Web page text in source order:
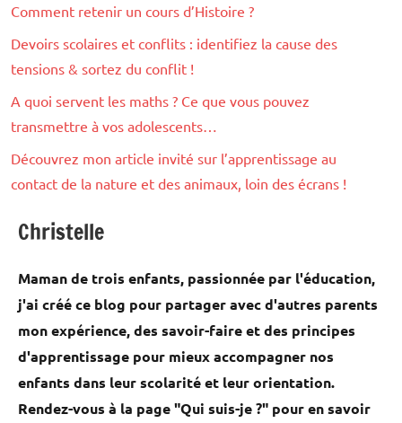
Comment retenir un cours d’Histoire ?
Devoirs scolaires et conflits : identifiez la cause des
tensions & sortez du conflit !
A quoi servent les maths ? Ce que vous pouvez
transmettre à vos adolescents…
Découvrez mon article invité sur l’apprentissage au
contact de la nature et des animaux, loin des écrans !
Christelle
Maman de trois enfants, passionnée par l'éducation,
j'ai créé ce blog pour partager avec d'autres parents
mon expérience, des savoir-faire et des principes
d'apprentissage pour mieux accompagner nos
enfants dans leur scolarité et leur orientation.
Rendez-vous à la page "Qui suis-je ?" pour en savoir